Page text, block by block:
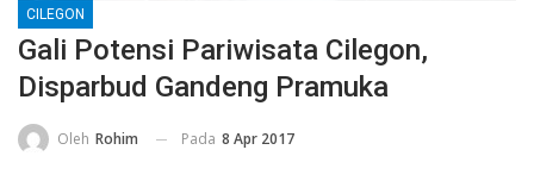
CILEGON
Gali Potensi Pariwisata Cilegon,
Disparbud Gandeng Pramuka
Oleh Rohim Pada 8 Apr 2017